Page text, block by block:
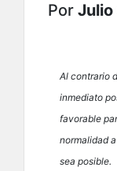
Por Julio
Al contrario
inmediato
favorable
normalidad
sea posible.